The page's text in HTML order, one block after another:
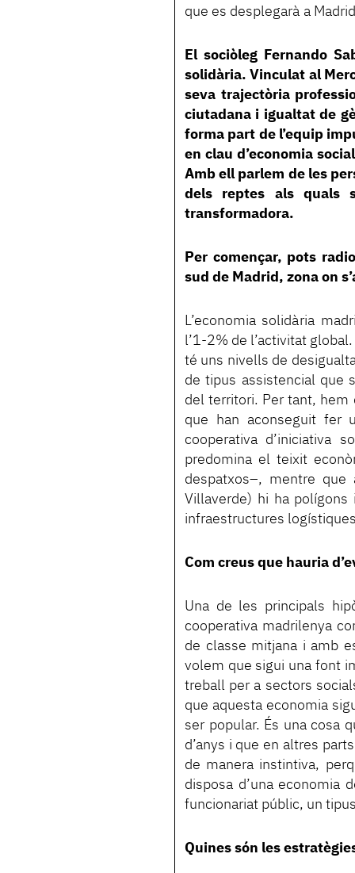
que es desplegarà a
El sociòleg Fernando
solidària. Vinculat al
seva trajectòria
ciutadana i igualtat de
forma part de l’equip
en clau d’economia
Amb ell parlem de les
dels reptes als quals
transformadora.
Per començar, pots
sud de Madrid, zona on
L’economia solidària
l’1-2% de l’activitat
té uns nivells de
de tipus assistencial que
del territori. Per tant, hem
que han aconseguit fer
cooperativa d’iniciativa
predomina el teixit
despatxos–, mentre que
Villaverde) hi ha
infraestructures
Com creus que hauria
Una de les principals
cooperativa madrilenya
de classe mitjana i amb
volem que sigui una font
treball per a sectors
que aquesta economia
ser popular. És una cosa
d’anys i que en altres
de manera instintiva,
disposa d’una economia
funcionariat públic, un
Quines són les